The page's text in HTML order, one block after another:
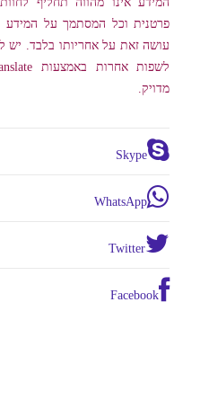
פרטנית וכל המסתמך על המידע
עושה זאת על אחריותו בלבד. יש
מדויק.
Skype
WhatsApp
Twitter
Facebook